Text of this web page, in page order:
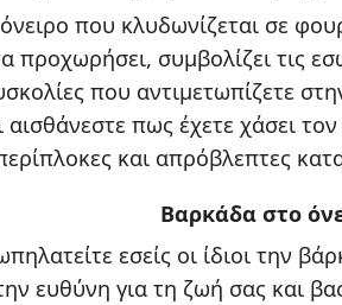
που κλυδωνίζεται σε
προχωρήσει, συμβολίζει τις
που αντιμετωπίζετε
πως έχετε χάσει
και απρόβλεπτες
Βαρκάδα στο
εσείς οι ίδιοι την
ευθύνη για τη ζωή σας και